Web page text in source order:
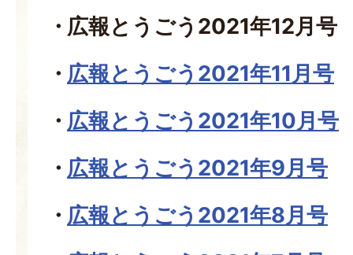
広報とうごう2021年12月号
広報とうごう2021年11月号
広報とうごう2021年10月号
広報とうごう2021年9月号
広報とうごう2021年8月号